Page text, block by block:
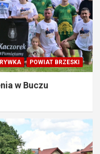
POWIAT BRZESKI
w Buczu